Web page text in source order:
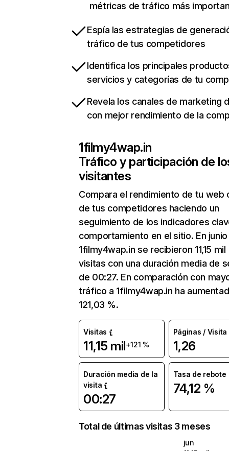
métricas de tráfico más
Espía las estrategias de
tráfico de tus competidores
Identifica los principales
servicios y categorías de tu
Revela los canales de marketing
con mejor rendimiento de la
1filmy4wap.in
Tráfico y participación de
visitantes
Compara el rendimiento de tu web
de tus competidores haciendo un
seguimiento de los indicadores
comportamiento en el sitio. En junio
1filmy4wap.in se recibieron 11,15 mil
visitas con una duración media de
de 00:27. En comparación con
tráfico a 1filmy4wap.in ha
121,03 %.
Visitas
11,15 mil+121 %
Páginas / Visita
1,26
Duración media de la
visita
00:27
Tasa de rebote
74,12 %
Total de últimas visitas 3 meses
jun